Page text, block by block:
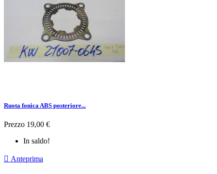
Ruota fonica ABS posteriore...
Prezzo 19,00 €
In saldo!
 Anteprima